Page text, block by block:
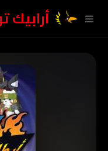
أرابيك